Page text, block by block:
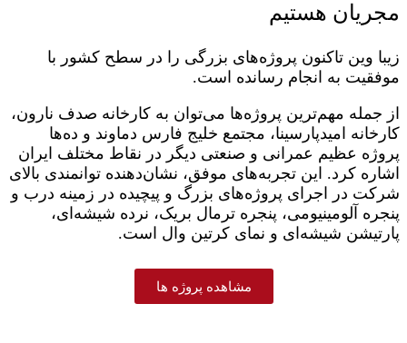
مجریان هستیم
زیبا وین تاکنون پروژه‌های بزرگی را در سطح کشور با
موفقیت به انجام رسانده است.
از جمله مهم‌ترین پروژه‌ها می‌توان به کارخانه صدف نارون،
کارخانه امیدپارسینا، مجتمع خلیج فارس دماوند و ده‌ها
پروژه عظیم عمرانی و صنعتی دیگر در نقاط مختلف ایران
اشاره کرد. این تجربه‌های موفق، نشان‌دهنده توانمندی بالای
شرکت در اجرای پروژه‌های بزرگ و پیچیده در زمینه درب و
پنجره آلومینیومی، پنجره ترمال بریک، نرده شیشه‌ای،
پارتیشن شیشه‌ای و نمای کرتین وال است.
مشاهده پروژه ها